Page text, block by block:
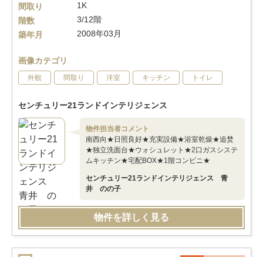
間取り
1K
階数
3/12階
築年月
2008年03月
画像カテゴリ
外観 間取り 洋室 キッチン トイレ
センチュリー21ランドインテリジェンス
物件担当者コメント
南西向★日照良好★充実設備★浴室乾燥★追焚
★独立洗面台★ウォシュレット★2口ガスシステ
ムキッチン★宅配BOX★1階コンビニ★
センチュリー21ランドインテリジェンス 青
井 のの子
物件を詳しく見る